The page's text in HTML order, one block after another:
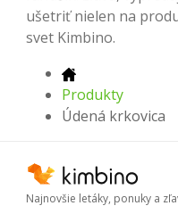
ušetriť nielen na
svet Kimbino.
Produkty
Údená krkovica
Najnovšie letáky, ponuky a